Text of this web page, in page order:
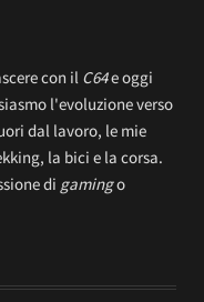
con il C64e oggi
l'evoluzione verso
dal lavoro, le mie
la bici e la corsa.
di gamingo